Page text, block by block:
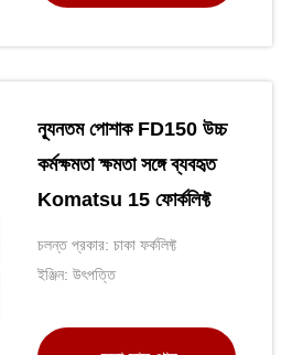
ন্যূনতম পোশাক FD150 উচ্চ
কর্মক্ষমতা ক্ষমতা সঙ্গে ব্যবহৃত
Komatsu 15 ফোর্কলিফ্ট
চলন্ত প্রকার: চাকা ফর্কলিফ্ট
ইঞ্জিন: উৎপত্তি